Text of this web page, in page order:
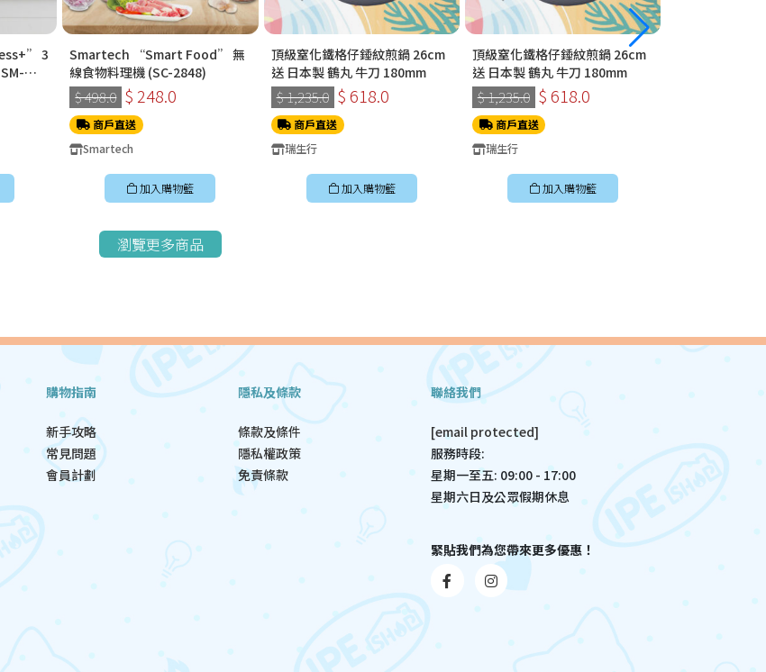
3
Smartech “Smart Food” 無
線食物料理機 (SC-2848)
$ 498.0 $ 248.0
商戶直送
Smartech
加入購物籃
頂級窒化鐵格仔錘紋煎鍋 26cm
送 日本製 鶴丸 牛刀 180mm
$ 1,235.0 $ 618.0
商戶直送
瑞生行
加入購物籃
頂級窒化鐵格仔錘紋煎鍋 26cm
送 日本製 鶴丸 牛刀 180mm
$ 1,235.0 $ 618.0
商戶直送
瑞生行
加入購物籃
瀏覽更多商品
購物指南
新手攻略
常見問題
會員計劃
隱私及條款
條款及條件
隱私權政策
免責條款
聯絡我們
[email protected]
服務時段:
星期一至五: 09:00 - 17:00
星期六日及公眾假期休息
緊貼我們為您帶來更多優惠！